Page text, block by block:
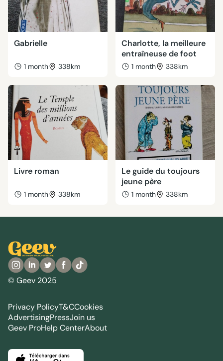
Gabrielle
1 month 338km
Charlotte, la meilleure
entraîneuse de foot
1 month 338km
Livre roman
1 month 338km
Le guide du toujours
jeune père
1 month 338km
© Geev 2025
Privacy PolicyT&CCookies
AdvertisingPressJoin us
Geev ProHelp CenterAbout